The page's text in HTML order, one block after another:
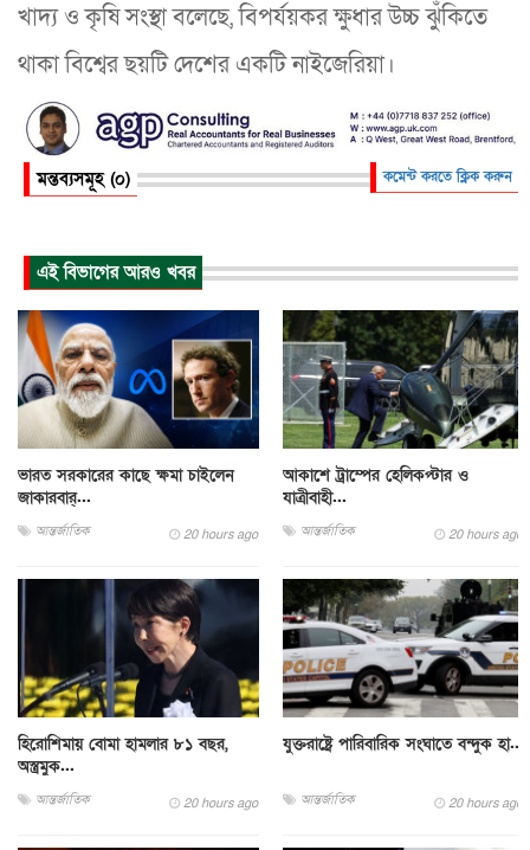
খাদ্য ও কৃষি সংস্থা বলেছে, বিপর্যয়কর ক্ষুধার উচ্চ ঝুঁকিতে
থাকা বিশ্বের ছয়টি দেশের একটি নাইজেরিয়া।
মন্তব্যসমূহ (০) কমেন্ট করতে ক্লিক করুন
এই বিভাগের আরও খবর
ভারত সরকারের কাছে ক্ষমা চাইলেন
জাকারবার্...
আন্তর্জাতিক 20 hours ago
আকাশে ট্রাম্পের হেলিকপ্টার ও
যাত্রীবাহী...
আন্তর্জাতিক 20 hours ago
হিরোশিমায় বোমা হামলার ৮১ বছর,
অস্ত্রমুক...
আন্তর্জাতিক 20 hours ago
যুক্তরাষ্ট্রে পারিবারিক সংঘাতে বন্দুক হা...
আন্তর্জাতিক 20 hours ago